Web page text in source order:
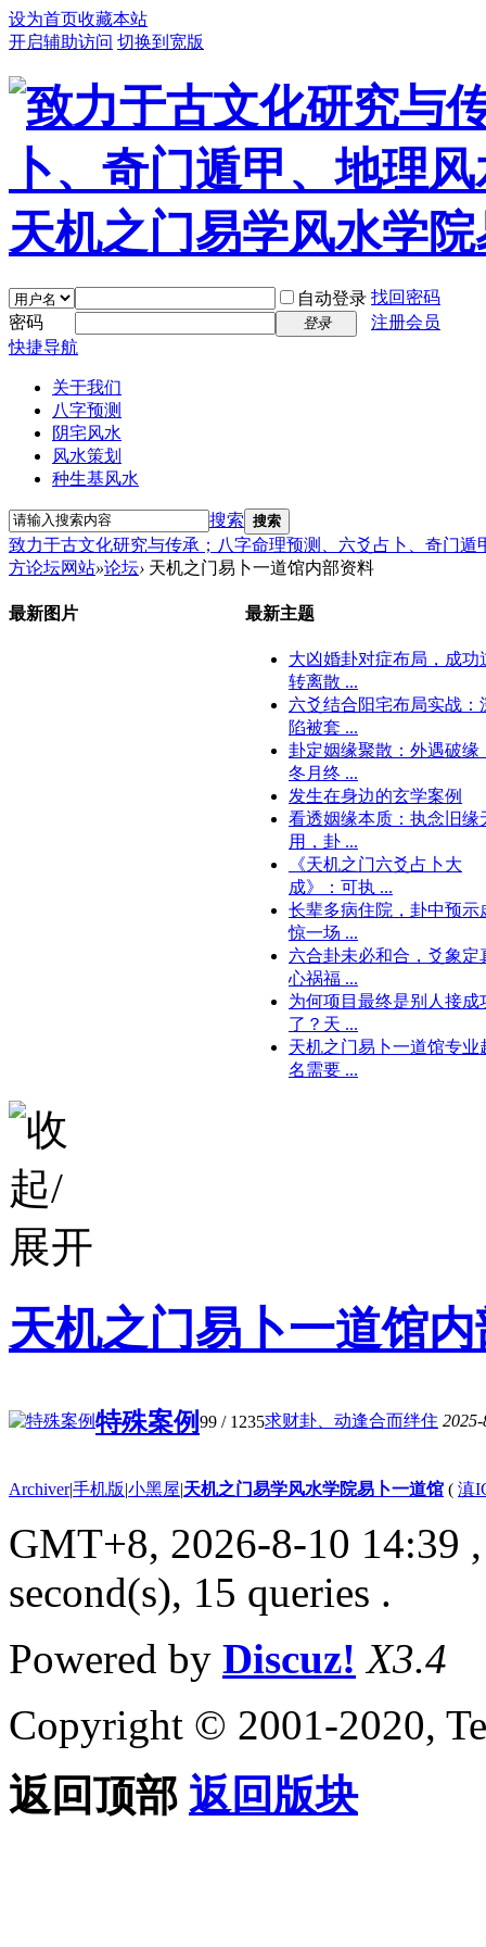
设为首页收藏本站
开启辅助访问 切换到宽版
自动登录 找回密码
密码
登录
注册会员
快捷导航
关于我们
八字预测
阴宅风水
风水策划
种生基风水
搜索 搜索
致力于古文化研究与传承；八字命理预测、六爻占卜、奇门
方论坛网站»论坛› 天机之门易卜一道馆内部资料
最新图片 最新主题
大凶婚卦对症布局，成功
转离散 ...
六爻结合阳宅布局实战：
陷被套 ...
卦定姻缘聚散：外遇破缘
冬月终 ...
发生在身边的玄学案例
看透姻缘本质：执念旧缘
用，卦 ...
《天机之门六爻占卜大
成》：可执 ...
长辈多病住院，卦中预示
惊一场 ...
六合卦未必和合，爻象定
心祸福 ...
为何项目最终是别人接成
了？天 ...
天机之门易卜一道馆专业
名需要 ...
天机之门易卜一道馆
特殊案例 99 / 1235求财卦、动逢合而绊住
Archiver|手机版|小黑屋|天机之门易学风水学院易卜一道馆 ( 滇
GMT+8, 2026-8-10 14:39
second(s), 15 queries .
Powered by Discuz! X3.4
Copyright © 2001-2020,
返回顶部 返回版块